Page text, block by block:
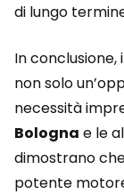
di lungo
In conclusione,
non solo
necessità
Bologna e le
dimostrano
potente